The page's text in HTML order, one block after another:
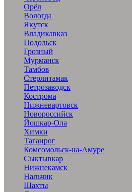
Орёл
Вологда
Якутск
Владикавказ
Подольск
Грозный
Мурманск
Тамбов
Стерлитамак
Петрозаводск
Кострома
Нижневартовск
Новороссийск
Йошкар-Ола
Химки
Таганрог
Комсомольск-на-Амуре
Сыктывкар
Нижнекамск
Нальчик
Шахты